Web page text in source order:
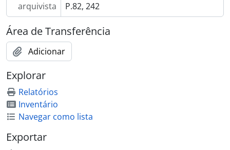
arquivista
P.82, 242
Área de Transferência
Adicionar
Explorar
Relatórios
Inventário
Navegar como lista
Exportar